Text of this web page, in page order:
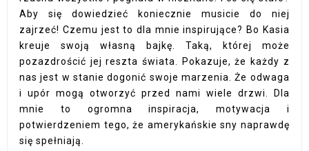
Aby się dowiedzieć koniecznie musicie do niej
zajrzeć! Czemu jest to dla mnie inspirujące? Bo Kasia
kreuje swoją własną bajkę. Taką, której może
pozazdrościć jej reszta świata. Pokazuje, że każdy z
nas jest w stanie dogonić swoje marzenia. Że odwaga
i upór mogą otworzyć przed nami wiele drzwi. Dla
mnie to ogromna inspiracja, motywacja i
potwierdzeniem tego, że amerykańskie sny naprawdę
się spełniają.